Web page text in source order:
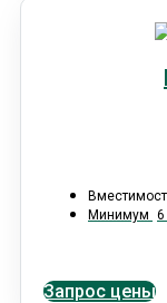
Минимум 6
Запрос цены